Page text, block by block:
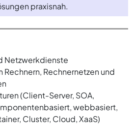
praxisnah.
Netzwerkdienste
Rechnern, Rechnernetzen und
(Client-Server, SOA,
webbasiert,
Cluster, Cloud, XaaS)